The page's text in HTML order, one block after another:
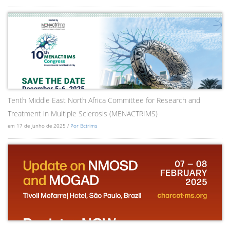
Tenth Middle East North Africa Committee for Research and
Treatment in Multiple Sclerosis (MENACTRIMS)
em 17 de Junho de 2025 / Por Bctrims